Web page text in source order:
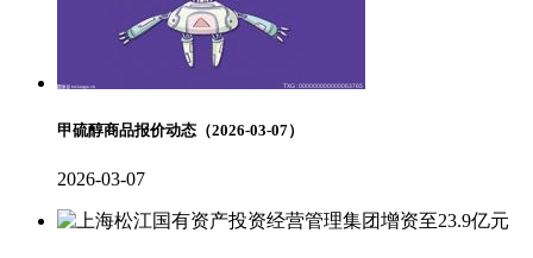
甲硫醇商品报价动态（2026-03-07）
2026-03-07